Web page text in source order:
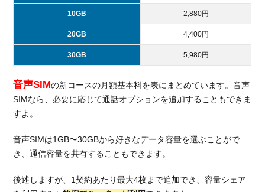
10GB 2,880円
20GB 4,400円
30GB 5,980円
音声SIMの新コースの月額基本料を表にまとめています。音声
SIMなら、必要に応じて通話オプションを追加することもできま
すよ。
音声SIMは1GB〜30GBから好きなデータ容量を選ぶことがで
き、通信容量を共有することもできます。
後述しますが、1契約あたり最大4枚まで追加でき、容量シェア